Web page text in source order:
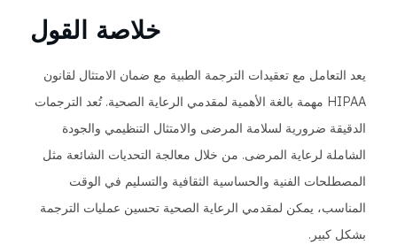
خلاصة القول
يعد التعامل مع تعقيدات الترجمة الطبية مع ضمان الامتثال لقانون
HIPAA مهمة بالغة الأهمية لمقدمي الرعاية الصحية. تُعد الترجمات
الدقيقة ضرورية لسلامة المرضى والامتثال التنظيمي والجودة
الشاملة لرعاية المرضى. من خلال معالجة التحديات الشائعة مثل
المصطلحات الفنية والحساسية الثقافية والتسليم في الوقت
المناسب، يمكن لمقدمي الرعاية الصحية تحسين عمليات الترجمة
بشكل كبير.